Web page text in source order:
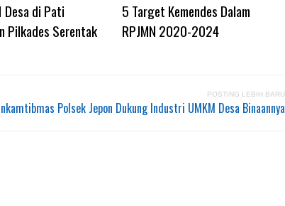
Desa di Pati
Pilkades Serentak
5 Target Kemendes Dalam
RPJMN 2020-2024
POSTING LEBIH BARU
Polsek Jepon Dukung Industri UMKM Desa Binaannya